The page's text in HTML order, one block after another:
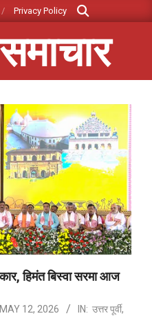
Privacy Policy
Search
हिमंत बिस्वा सरमा आज
MAY 12, 2026 IN: उत्तर पूर्वी,